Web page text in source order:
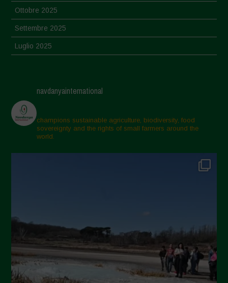
Ottobre 2025
Settembre 2025
Luglio 2025
Aprile 2025
Marzo 2025
Febbraio 2025
Gennaio 2025
Settembre 2024
Luglio 2024
Maggio 2024
Aprile 2024
navdanyainternational
champions sustainable agriculture, biodiversity, food
sovereignty and the rights of small farmers around the
world.